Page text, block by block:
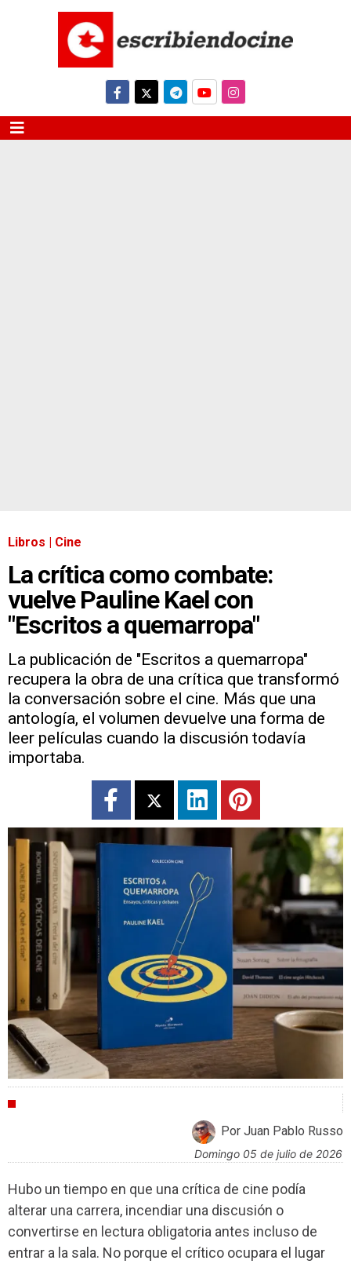
Libros | Cine
La crítica como combate:
vuelve Pauline Kael con
"Escritos a quemarropa"
La publicación de "Escritos a quemarropa"
recupera la obra de una crítica que transformó
la conversación sobre el cine. Más que una
antología, el volumen devuelve una forma de
leer películas cuando la discusión todavía
importaba.
Por Juan Pablo Russo
domingo 05 de julio de 2026
Hubo un tiempo en que una crítica de cine podía
alterar una carrera, incendiar una discusión o
convertirse en lectura obligatoria antes incluso de
entrar a la sala. No porque el crítico ocupara el lugar